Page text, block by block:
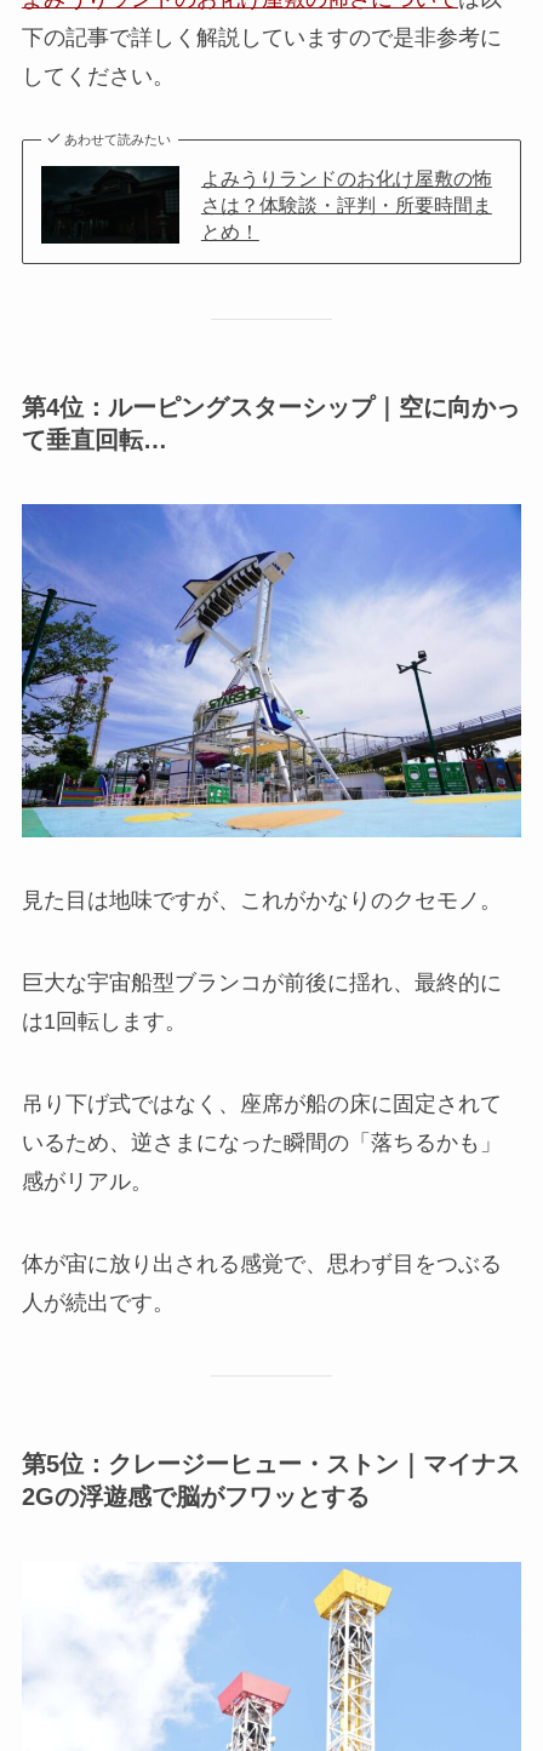
下の記事で詳しく解説していますので是非参考に
してください。
あわせて読みたい
よみうりランドのお化け屋敷の怖
さは？体験談・評判・所要時間ま
とめ！
第4位：ルーピングスターシップ｜空に向かっ
て垂直回転…
見た目は地味ですが、これがかなりのクセモノ。
巨大な宇宙船型ブランコが前後に揺れ、最終的に
は1回転します。
吊り下げ式ではなく、座席が船の床に固定されて
いるため、逆さまになった瞬間の「落ちるかも」
感がリアル。
体が宙に放り出される感覚で、思わず目をつぶる
人が続出です。
第5位：クレージーヒュー・ストン｜マイナス
2Gの浮遊感で脳がフワッとする